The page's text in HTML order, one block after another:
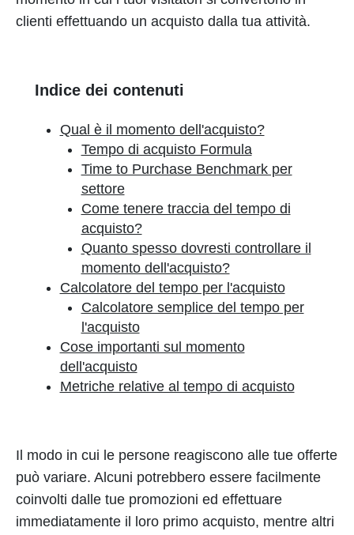
clienti effettuando un acquisto dalla tua attività.
Indice dei contenuti
Qual è il momento dell'acquisto?
Tempo di acquisto Formula
Time to Purchase Benchmark per
settore
Come tenere traccia del tempo di
acquisto?
Quanto spesso dovresti controllare il
momento dell'acquisto?
Calcolatore del tempo per l'acquisto
Calcolatore semplice del tempo per
l'acquisto
Cose importanti sul momento
dell'acquisto
Metriche relative al tempo di acquisto
Il modo in cui le persone reagiscono alle tue offerte
può variare. Alcuni potrebbero essere facilmente
coinvolti dalle tue promozioni ed effettuare
immediatamente il loro primo acquisto, mentre altri